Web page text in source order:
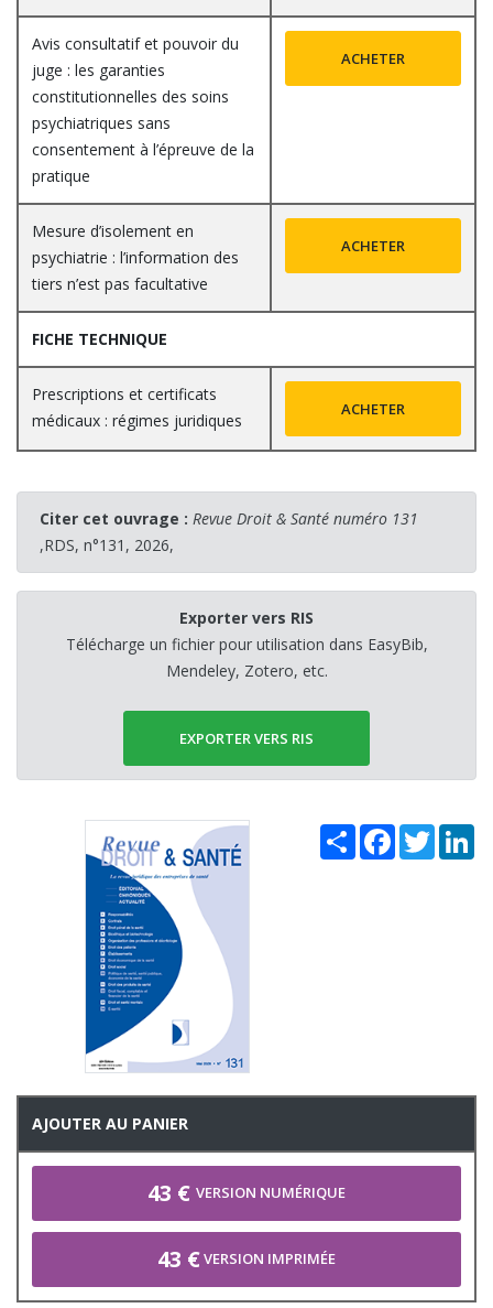
Avis consultatif et pouvoir du
juge : les garanties
constitutionnelles des soins
psychiatriques sans
consentement à l’épreuve de la
pratique
ACHETER
Mesure d’isolement en
psychiatrie : l’information des
tiers n’est pas facultative
ACHETER
FICHE TECHNIQUE
Prescriptions et certificats
médicaux : régimes juridiques
ACHETER
Citer cet ouvrage : Revue Droit & Santé numéro 131
,RDS, n°131, 2026,
Exporter vers RIS
Télécharge un fichier pour utilisation dans EasyBib,
Mendeley, Zotero, etc.
EXPORTER VERS RIS
Share Facebook
Twitter
AJOUTER AU PANIER
43 € VERSION NUMÉRIQUE
43 €VERSION IMPRIMÉE